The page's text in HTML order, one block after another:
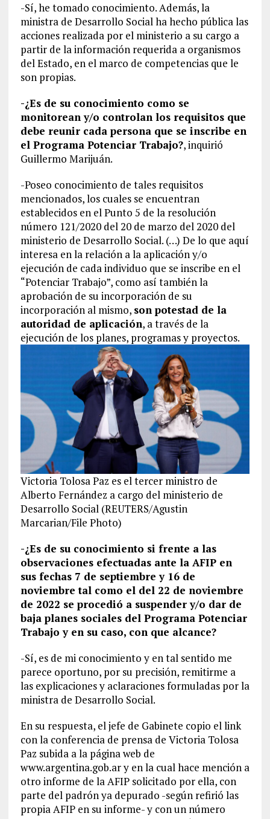
-Sí, he tomado conocimiento. Además, la
ministra de Desarrollo Social ha hecho pública las
acciones realizada por el ministerio a su cargo a
partir de la información requerida a organismos
del Estado, en el marco de competencias que le
son propias.
-¿Es de su conocimiento como se
monitorean y/o controlan los requisitos que
debe reunir cada persona que se inscribe en
el Programa Potenciar Trabajo?, inquirió
Guillermo Marijuán.
-Poseo conocimiento de tales requisitos
mencionados, los cuales se encuentran
establecidos en el Punto 5 de la resolución
número 121/2020 del 20 de marzo del 2020 del
ministerio de Desarrollo Social. (…) De lo que aquí
interesa en la relación a la aplicación y/o
ejecución de cada individuo que se inscribe en el
“Potenciar Trabajo”, como así también la
aprobación de su incorporación de su
incorporación al mismo, son potestad de la
autoridad de aplicación, a través de la
ejecución de los planes, programas y proyectos.
Victoria Tolosa Paz es el tercer ministro de
Alberto Fernández a cargo del ministerio de
Desarrollo Social (REUTERS/Agustin
Marcarian/File Photo)
-¿Es de su conocimiento si frente a las
observaciones efectuadas ante la AFIP en
sus fechas 7 de septiembre y 16 de
noviembre tal como el del 22 de noviembre
de 2022 se procedió a suspender y/o dar de
baja planes sociales del Programa Potenciar
Trabajo y en su caso, con que alcance?
-Sí, es de mi conocimiento y en tal sentido me
parece oportuno, por su precisión, remitirme a
las explicaciones y aclaraciones formuladas por la
ministra de Desarrollo Social.
En su respuesta, el jefe de Gabinete copio el link
con la conferencia de prensa de Victoria Tolosa
Paz subida a la página web de
www.argentina.gob.ar y en la cual hace mención a
otro informe de la AFIP solicitado por ella, con
parte del padrón ya depurado -según refirió las
propia AFIP en su informe- y con un número